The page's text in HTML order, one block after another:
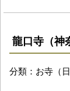
龍口寺（神
分類：お寺（日